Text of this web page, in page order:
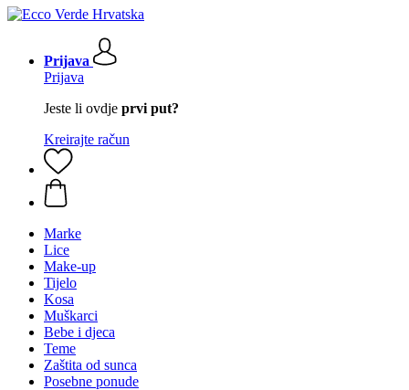
Prijava
Prijava
Jeste li ovdje prvi put?
Kreirajte račun
Marke
Lice
Make-up
Tijelo
Kosa
Muškarci
Bebe i djeca
Teme
Zaštita od sunca
Posebne ponude